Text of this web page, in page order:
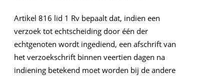
Artikel 816 lid 1 Rv bepaalt dat, indien een
verzoek tot echtscheiding door één der
echtgenoten wordt ingediend, een afschrift van
het verzoekschrift binnen veertien dagen na
indiening betekend moet worden bij de andere